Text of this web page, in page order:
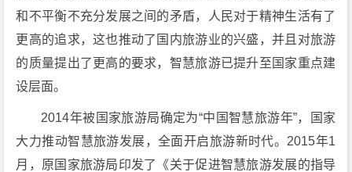
和不平衡不充分发展之间的矛盾，人民对于精神生活有了
更高的追求，这也推动了国内旅游业的兴盛，并且对旅游
的质量提出了更高的要求，智慧旅游已提升至国家重点建
设层面。
2014年被国家旅游局确定为“中国智慧旅游年”，国家
大力推动智慧旅游发展，全面开启旅游新时代。2015年1
月，原国家旅游局印发了《关于促进智慧旅游发展的指导